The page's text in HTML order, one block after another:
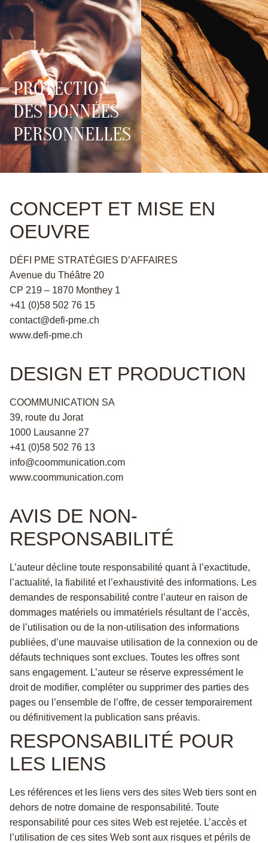
PROTECTION
DES DONNÉES
PERSONNELLES
CONCEPT ET MISE EN
OEUVRE
DÉFI PME STRATÉGIES D’AFFAIRES
Avenue du Théâtre 20
CP 219 – 1870 Monthey 1
+41 (0)58 502 76 15
contact@defi-pme.ch
www.defi-pme.ch
DESIGN ET PRODUCTION
COOMMUNICATION SA
39, route du Jorat
1000 Lausanne 27
+41 (0)58 502 76 13
info@coommunication.com
www.coommunication.com
AVIS DE NON-
RESPONSABILITÉ
L’auteur décline toute responsabilité quant à l’exactitude,
l’actualité, la fiabilité et l’exhaustivité des informations. Les
demandes de responsabilité contre l’auteur en raison de
dommages matériels ou immatériels résultant de l’accès,
de l’utilisation ou de la non-utilisation des informations
publiées, d’une mauvaise utilisation de la connexion ou de
défauts techniques sont exclues. Toutes les offres sont
sans engagement. L’auteur se réserve expressément le
droit de modifier, compléter ou supprimer des parties des
pages ou l’ensemble de l’offre, de cesser temporairement
ou définitivement la publication sans préavis.
RESPONSABILITÉ POUR
LES LIENS
Les références et les liens vers des sites Web tiers sont en
dehors de notre domaine de responsabilité. Toute
responsabilité pour ces sites Web est rejetée. L’accès et
l’utilisation de ces sites Web sont aux risques et périls de